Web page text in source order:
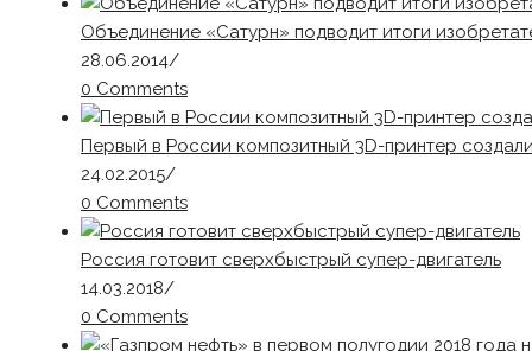
Объединение «Сатурн» подводит итоги
28.06.2014/
0 Comments
Первый в России композитный 3D-принтер
24.02.2015/
0 Comments
Россия готовит сверхбыстрый супер-двигатель
14.03.2018/
0 Comments